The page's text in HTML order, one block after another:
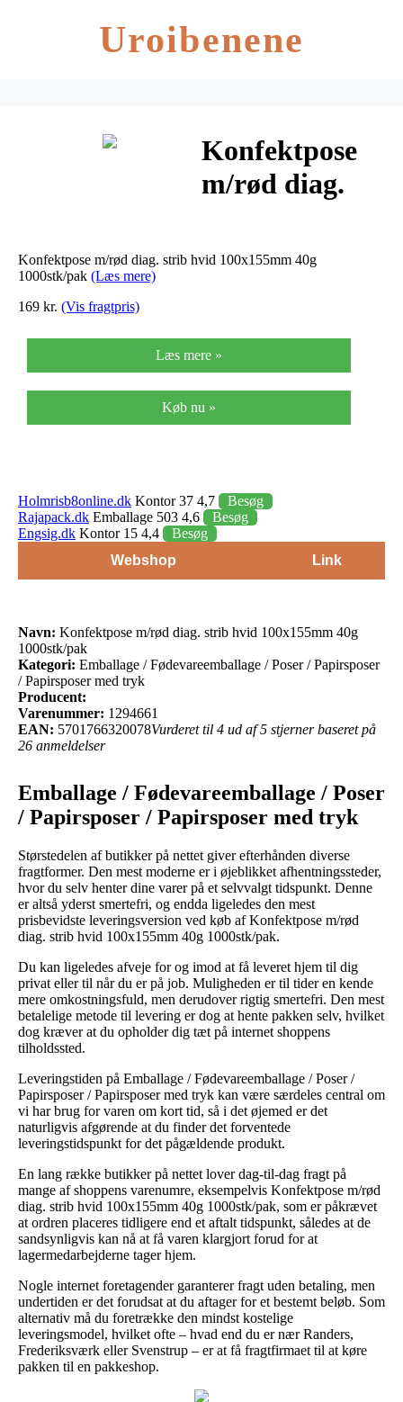
Uroibenene
Konfektpose
m/rød diag.
100x155mm
Konfektpose m/rød diag. strib hvid 100x155mm 40g
1000stk/pak (Læs mere)
169 kr. (Vis fragtpris)
Læs mere »
Køb nu »
Holmrisb8online.dk Kontor 37 4,7
Besøg
Rajapack.dk Emballage 503 4,6
Besøg
Engsig.dk Kontor 15 4,4
Besøg
Webshop
Link
Navn: Konfektpose m/rød diag. strib hvid 100x155mm 40g
1000stk/pak
Kategori: Emballage / Fødevareemballage / Poser / Papirsposer
/ Papirsposer med tryk
Producent:
Varenummer: 1294661
EAN: 5701766320078Vurderet til 4 ud af 5 stjerner baseret på
26 anmeldelser
Emballage / Fødevareemballage / Poser
/ Papirsposer / Papirsposer med tryk
Størstedelen af butikker på nettet giver efterhånden diverse
fragtformer. Den mest moderne er i øjeblikket afhentningssteder,
hvor du selv henter dine varer på et selvvalgt tidspunkt. Denne
er altså yderst smertefri, og endda ligeledes den mest
prisbevidste leveringsversion ved køb af Konfektpose m/rød
diag. strib hvid 100x155mm 40g 1000stk/pak.
Du kan ligeledes afveje for og imod at få leveret hjem til dig
privat eller til når du er på job. Muligheden er til tider en kende
mere omkostningsfuld, men derudover rigtig smertefri. Den mest
betalelige metode til levering er dog at hente pakken selv, hvilket
dog kræver at du opholder dig tæt på internet shoppens
tilholdssted.
Leveringstiden på Emballage / Fødevareemballage / Poser /
Papirsposer / Papirsposer med tryk kan være særdeles central om
vi har brug for varen om kort tid, så i det øjemed er det
naturligvis afgørende at du finder det forventede
leveringstidspunkt for det pågældende produkt.
En lang række butikker på nettet lover dag-til-dag fragt på
mange af shoppens varenumre, eksempelvis Konfektpose m/rød
diag. strib hvid 100x155mm 40g 1000stk/pak, som er påkrævet
at ordren placeres tidligere end et aftalt tidspunkt, således at de
sandsynligvis kan nå at få varen klargjort forud for at
lagermedarbejderne tager hjem.
Nogle internet foretagender garanterer fragt uden betaling, men
undertiden er det forudsat at du aftager for et bestemt beløb. Som
alternativ må du foretrække den mindst kostelige
leveringsmodel, hvilket ofte – hvad end du er nær Randers,
Frederiksværk eller Svenstrup – er at få fragtfirmaet til at køre
pakken til en pakkeshop.